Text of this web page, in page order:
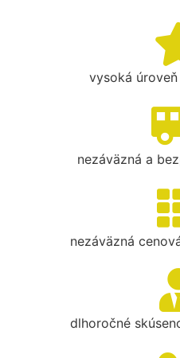
vysoká
nezáväzná a
nezáväzná
dlhoročné